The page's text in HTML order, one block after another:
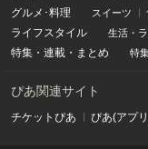
グルメ･料理 スイーツ
ライフスタイル 生活・
特集 ・ 連載 ・ まとめ 特
ぴあ関連サイト
チケットぴあ ぴあ(アプ